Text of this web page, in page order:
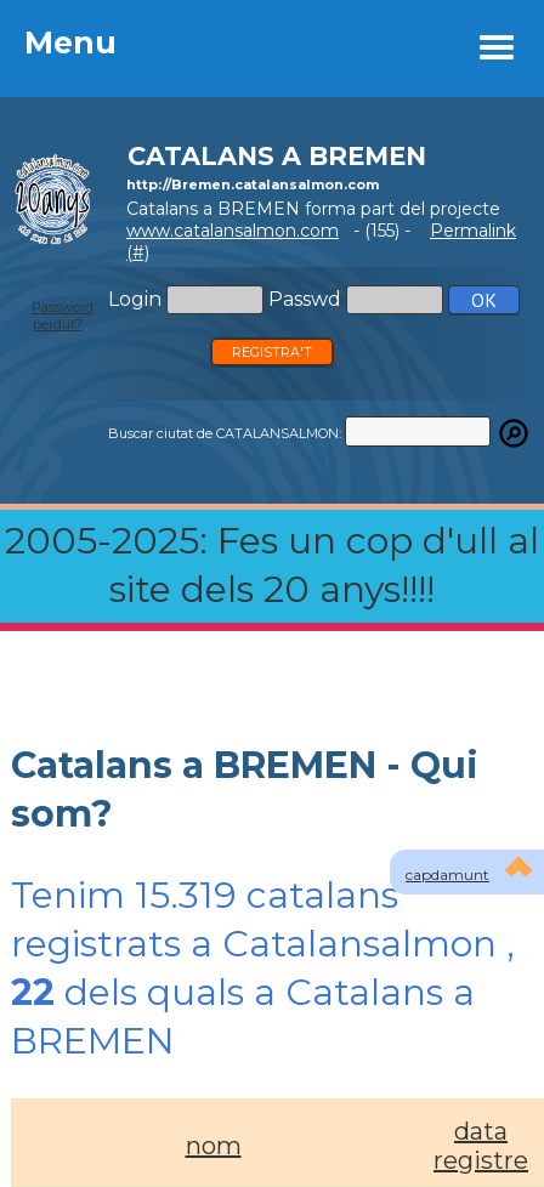
Menu
CATALANS A BREMEN
http://Bremen.catalansalmon.com
Catalans a BREMEN forma part del projecte
www.catalansalmon.com - (155) -
Permalink
(#)
Login Passwd
Password
perdut?
REGISTRA'T
Buscar ciutat de CATALANSALMON:
2005-2025: Fes un cop d'ull al
site dels 20 anys!!!!
Menu
capdamunt
Catalans a BREMEN - Qui
som?
Tenim 15.319 catalans
registrats a Catalansalmon ,
22 dels quals a Catalans a
BREMEN
nom
data
registre